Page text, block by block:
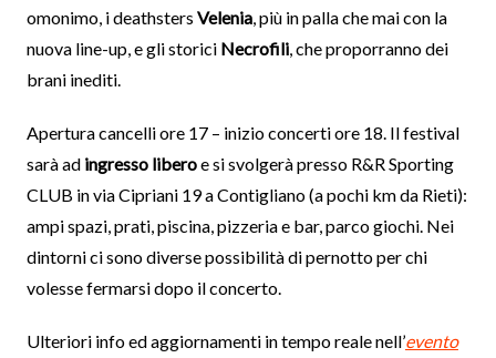
omonimo, i deathsters Velenia, più in palla che mai con la
nuova line-up, e gli storici Necrofili, che proporranno dei
brani inediti.
Apertura cancelli ore 17 – inizio concerti ore 18. Il festival
sarà ad ingresso liberoe si svolgerà presso R&R Sporting
CLUB in via Cipriani 19 a Contigliano (a pochi km da Rieti):
ampi spazi, prati, piscina, pizzeria e bar, parco giochi. Nei
dintorni ci sono diverse possibilità di pernotto per chi
volesse fermarsi dopo il concerto.
Ulteriori info ed aggiornamenti in tempo reale nell’evento